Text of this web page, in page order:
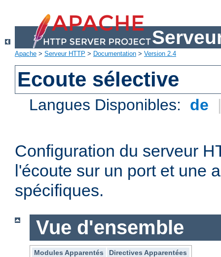
Apache > Serveur HTTP > Documentation > Version 2.4
Ecoute sélective
Langues Disponibles: de
Configuration du serveur
l'écoute sur un port et une
spécifiques.
Vue d'ensemble
Modules Apparentés
Directives Apparentées